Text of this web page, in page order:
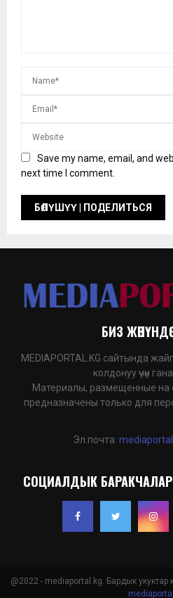
Save my name, email, and
next time I comment.
БИЗ
MEDIAPORTAL.KG сайтында
колдонуу үчүн
Материалы, размещенные на
предназначены только для
Эл.почта:
СОЦИАЛДЫК
@2022 - mediaportal.kg. Бардык